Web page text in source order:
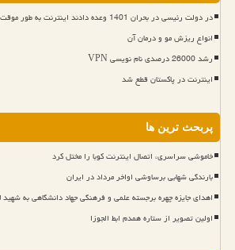
در دولت رئیسی در بحران 1401 وعده دادند اینترنت به طور موقت قطع می شود اما ماندگار شد
انواع ریزش مو و درمان آن
رشد 26000 درصدی نام نویسی VPN
اینترنت در پاکستان قطع شد
پربحث ترین ها
خاموشی سراسری، اتصال اینترنت کوبا را مختل کرد
بارندگی شهابی برساوشی اواخر مرداد در ایران
اهدای جایزه چهره برجسته علمی و فرهنگی جهاد دانشگاهی به شهید
اولین تصویر از ستاره همدم ابط الجوزا